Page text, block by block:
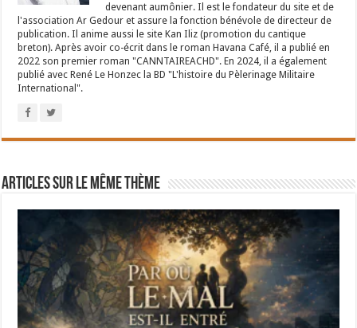
devenant aumônier. Il est le fondateur du site et de
l'association Ar Gedour et assure la fonction bénévole de directeur de
publication. Il anime aussi le site Kan Iliz (promotion du cantique
breton). Après avoir co-écrit dans le roman Havana Café, il a publié en
2022 son premier roman "CANNTAIREACHD". En 2024, il a également
publié avec René Le Honzec la BD "L'histoire du Pèlerinage Militaire
International".
Articles sur le même thème